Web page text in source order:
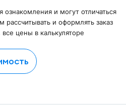
и могут отличаться
рассчитывать и оформлять заказ
все цены в калькуляторе